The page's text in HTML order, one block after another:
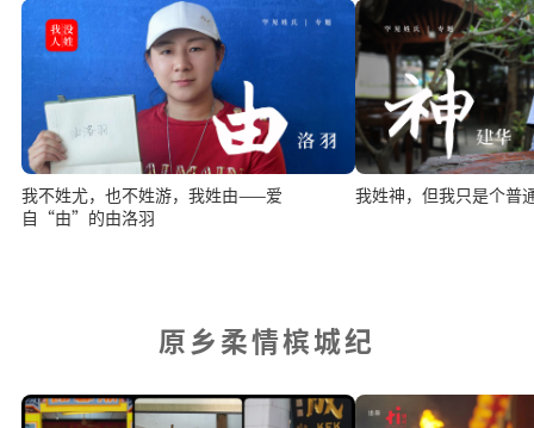
我不姓尤，也不姓游，我姓由——爱
自“由”的由洛羽
我姓神，但我只是个普
原乡柔情槟城纪